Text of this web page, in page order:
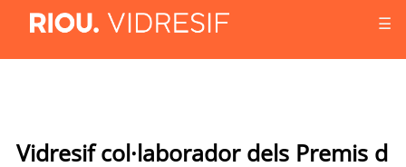
☰
Vidresif col·laborador dels Premis d